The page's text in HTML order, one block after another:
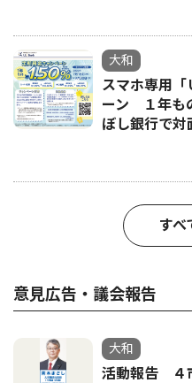
大和
スマホ専用「
ーン １年も
ぼし銀行で対
すべ
意見広告・議会報告
大和
活動報告 ４